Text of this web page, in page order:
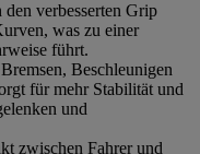
verbesserten Grip
was zu einer
führt.
Beschleunigen
für mehr Stabilität und
und
zwischen Fahrer und